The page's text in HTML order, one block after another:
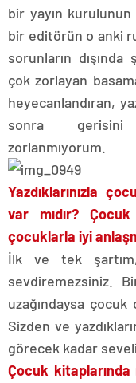
bir yayın kurulunun
bir editörün o anki
sorunların
çok zorlayan
heyecanlandıran,
sonra gerisini
zorlanmıyorum.
Yazdıklarınızla
var mıdır?
çocuklarla iyi
İlk ve tek
sevdiremezsiniz.
uzağındaysa çocuk
Sizden ve
görecek kadar
Çocuk